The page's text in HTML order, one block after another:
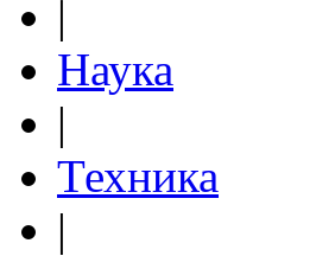
|
Наука
|
Техника
|